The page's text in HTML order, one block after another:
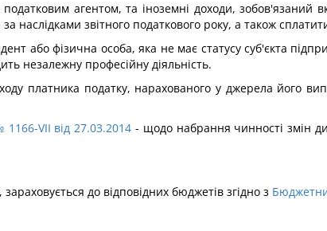
агентом, та іноземні доходи, зобов'язаний
наслідками звітного податкового року, а також
або фізична особа, яка не має статусу суб'єкта
незалежну професійну діяльність.
платника податку, нарахованого у джерела його
1166-VII від 27.03.2014 - щодо набрання чинності змін
до відповідних бюджетів згідно з